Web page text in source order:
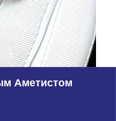
Аметистом